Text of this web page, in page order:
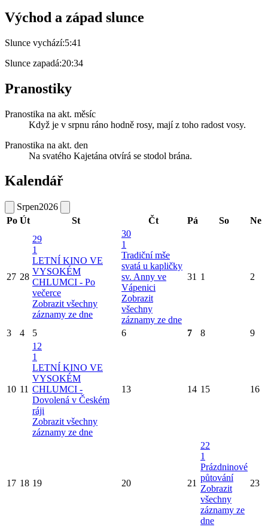
Východ a západ slunce
Slunce vychází:5:41
Slunce zapadá:20:34
Pranostiky
Pranostika na akt. měsíc
Když je v srpnu ráno hodně rosy, mají z toho radost vosy.
Pranostika na akt. den
Na svatého Kajetána otvírá se stodol brána.
Kalendář
Srpen2026
Po Út St Čt Pá So Ne
27 28
29
1
LETNÍ KINO VE
VYSOKÉM
CHLUMCI - Po
večerce
Zobrazit všechny
záznamy ze dne
30
1
Tradiční mše
svatá u kapličky
sv. Anny ve
Vápenici
Zobrazit
všechny
záznamy ze dne
31 1 2
3 4 5 6 7 8 9
10 11
12
1
LETNÍ KINO VE
VYSOKÉM
CHLUMCI -
Dovolená v Českém
ráji
Zobrazit všechny
záznamy ze dne
13 14 15 16
17 18 19 20 21
22
1
Prázdninové
půtování
Zobrazit
všechny
záznamy ze
dne
23